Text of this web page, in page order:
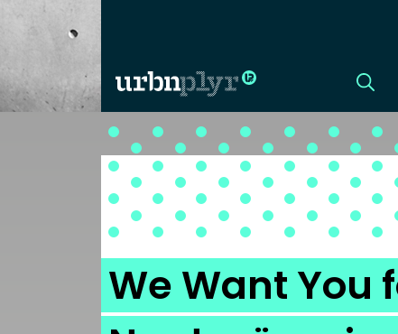
CÍMLAP
DIZÁJN
DIVAT
HIP
We Want You